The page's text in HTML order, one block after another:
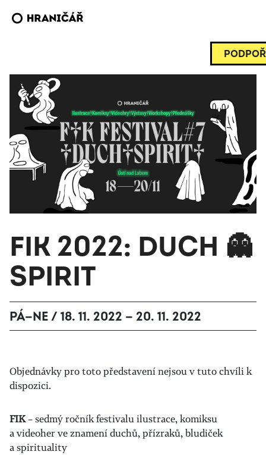
FIK 2022: DUCH 👻
SPIRIT
PÁ—NE / 18. 11. 2022 — 20. 11. 2022
Objednávky pro toto představení nejsou v tuto chvíli k
dispozici.
FIK– sedmý ročník festivalu ilustrace, komiksu
a videoher ve znamení duchů, přízraků, bludiček
a spirituality